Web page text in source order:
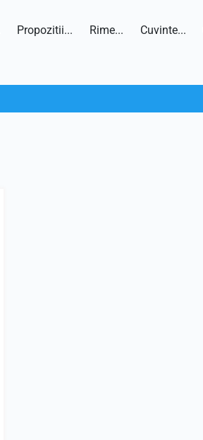
Propozitii... Rime... Cuvinte...